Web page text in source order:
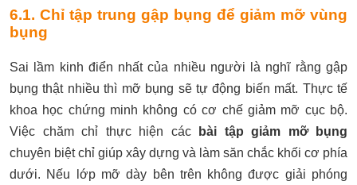
6.1. Chỉ tập trung gập bụng để giảm mỡ vùng
bụng
Sai lầm kinh điển nhất của nhiều người là nghĩ rằng gập
bụng thật nhiều thì mỡ bụng sẽ tự động biến mất. Thực tế
khoa học chứng minh không có cơ chế giảm mỡ cục bộ.
Việc chăm chỉ thực hiện các
bài tập giảm mỡ bụng
chuyên biệt chỉ giúp xây dựng và làm săn chắc khối cơ phía
dưới. Nếu lớp mỡ dày bên trên không được giải phóng